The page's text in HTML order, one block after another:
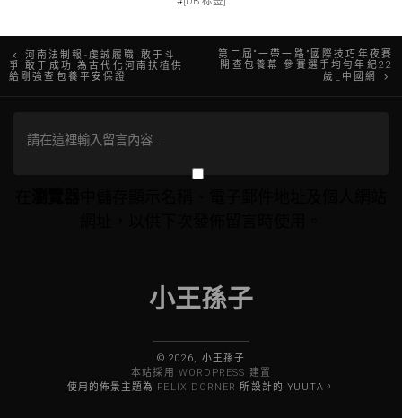
文
章
導
河南法制報-虔誠履職 敢于斗
爭 敢于成功 為古代化河南扶植供
給剛強查包養平安保證
第二屆“一帶一路”國際技巧年夜賽
開查包養幕 參賽選手均勻年紀22
歲_中國網
小王孫子
© 2026, 小王孫子
本站採用 WORDPRESS 建置
使用的佈景主題為 FELIX DORNER 所設計的 YUUTA。